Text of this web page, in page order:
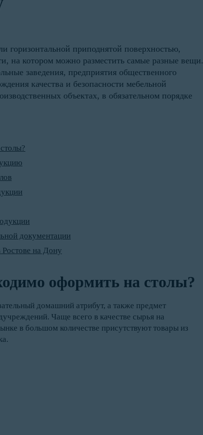
горизонтальной приподнятой поверхностью,
на котором можно разместить самые разные вещи.
заведения, предприятия общественного
качества и безопасности мебельной
объектах, в обязательном порядке
документации
на Дону
оформить на столы?
домашний атрибут, а также предмет
Чаще всего в качестве сырья на
в большом количестве присутствуют товары из